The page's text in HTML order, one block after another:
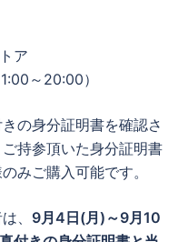
ア
～20:00）
の身分証明書を確認さ
持参頂いた身分証明書
みご購入可能です。
、 9月4日(月)～9月10